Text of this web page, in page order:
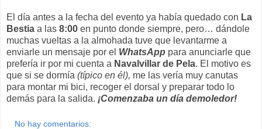
El día antes a la fecha del evento ya había quedado con La
Bestia a las 8:00 en punto donde siempre, pero… dándole
muchas vueltas a la almohada tuve que levantarme a
enviarle un mensaje por el WhatsApp para anunciarle que
prefería ir por mi cuenta a Navalvillar de Pela. El motivo es
que si se dormía (típico en él), me las vería muy canutas
para montar mi bici, recoger el dorsal y preparar todo lo
demás para la salida. ¡Comenzaba un día demoledor!
No hay comentarios: